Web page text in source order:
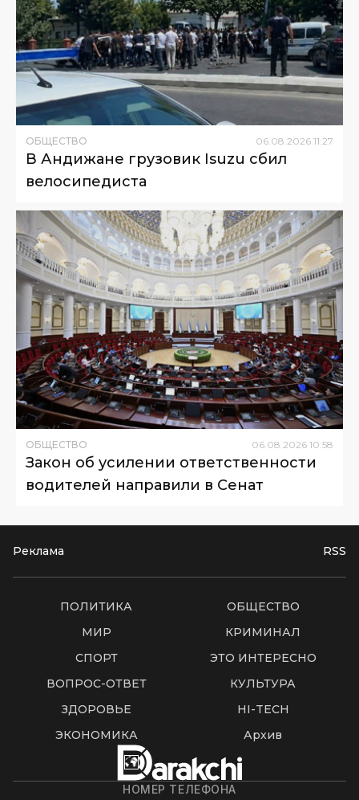
ОБЩЕСТВО 06 08 2026 11:27
В Андижане грузовик Isuzu сбил
велосипедиста
ОБЩЕСТВО 06.08.2026 10:58
Закон об усилении ответственности
водителей направили в Сенат
Реклама RSS
ПОЛИТИКА
ОБЩЕСТВО
МИР
КРИМИНАЛ
СПОРТ
ЭТО ИНТЕРЕСНО
ВОПРОС-ОТВЕТ
КУЛЬТУРА
ЗДОРОВЬЕ
HI-TECH
ЭКОНОМИКА
Архив
НОМЕР ТЕЛЕФОНА